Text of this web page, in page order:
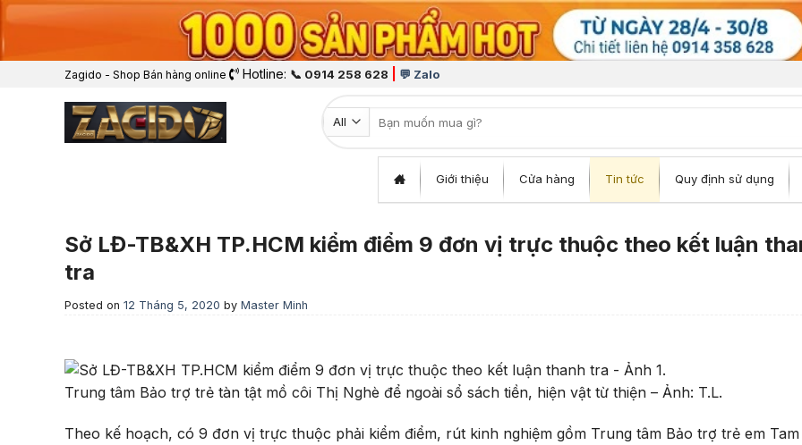
Zagido - Shop Bán hàng online Hotline: 📞 0914 258 628 💬 Zalo
Tìm kiếm:
Giới thiệu Cửa hàng Tin tức Quy định sử dụng
Sở LĐ-TB&XH TP.HCM kiểm điểm 9 đơn vị trực thuộc theo kết luận
tra
Posted on 12 Tháng 5, 2020 by Master Minh
Trung tâm Bảo trợ trẻ tàn tật mồ côi Thị Nghè để ngoài sổ sách tiền, hiện vật từ thiện – Ảnh: T.L.
Theo kế hoạch, có 9 đơn vị trực thuộc phải kiểm điểm, rút kinh nghiệm gồm Trung tâm Bảo trợ trẻ em